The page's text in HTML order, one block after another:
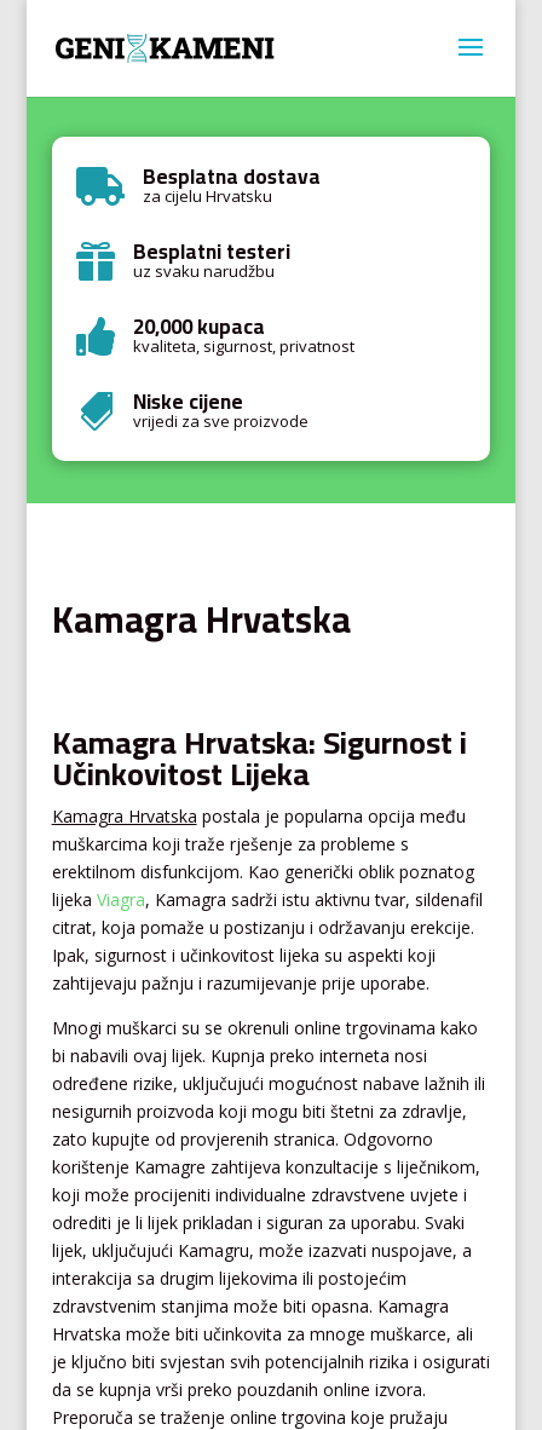
 Besplatna dostava
za cijelu Hrvatsku
 Besplatni testeri
uz svaku narudžbu
 20,000 kupaca
kvaliteta, sigurnost, privatnost
 Niske cijene
vrijedi za sve proizvode
Kamagra Hrvatska
Kamagra Hrvatska: Sigurnost i
Učinkovitost Lijeka
Kamagra Hrvatska postala je popularna opcija među
muškarcima koji traže rješenje za probleme s
erektilnom disfunkcijom. Kao generički oblik poznatog
lijeka Viagra, Kamagra sadrži istu aktivnu tvar, sildenafil
citrat, koja pomaže u postizanju i održavanju erekcije.
Ipak, sigurnost i učinkovitost lijeka su aspekti koji
zahtijevaju pažnju i razumijevanje prije uporabe.
Mnogi muškarci su se okrenuli online trgovinama kako
bi nabavili ovaj lijek. Kupnja preko interneta nosi
određene rizike, uključujući mogućnost nabave lažnih ili
nesigurnih proizvoda koji mogu biti štetni za zdravlje,
zato kupujte od provjerenih stranica. Odgovorno
korištenje Kamagre zahtijeva konzultacije s liječnikom,
koji može procijeniti individualne zdravstvene uvjete i
odrediti je li lijek prikladan i siguran za uporabu. Svaki
lijek, uključujući Kamagru, može izazvati nuspojave, a
interakcija sa drugim lijekovima ili postojećim
zdravstvenim stanjima može biti opasna. Kamagra
Hrvatska može biti učinkovita za mnoge muškarce, ali
je ključno biti svjestan svih potencijalnih rizika i osigurati
da se kupnja vrši preko pouzdanih online izvora.
Preporuča se traženje online trgovina koje pružaju